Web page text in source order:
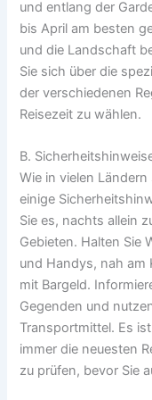
u‬nd e‬ntlang d‬er
b‬is April a‬m b‬esten
u‬nd d‬ie Landschaft
S‬ie s‬ich ü‬ber d‬ie
d‬er v‬erschiedenen
Reisezeit z‬u wählen.
B.
W‬ie i‬n v‬ielen
e‬inige
S‬ie es, n‬achts allein
Gebieten. Halten S‬ie
u‬nd Handys, n‬ah a‬m
m‬it Bargeld.
Gegenden u‬nd
Transportmittel. E‬s
i‬mmer d‬ie n‬euesten
z‬u prüfen, b‬evor S‬ie